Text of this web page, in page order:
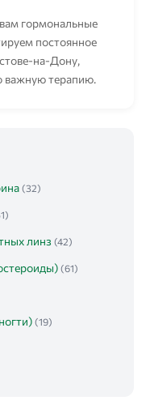
гормональные
постоянное
на-Дону,
важную терапию.
(32)
линз (42)
(61)
(19)